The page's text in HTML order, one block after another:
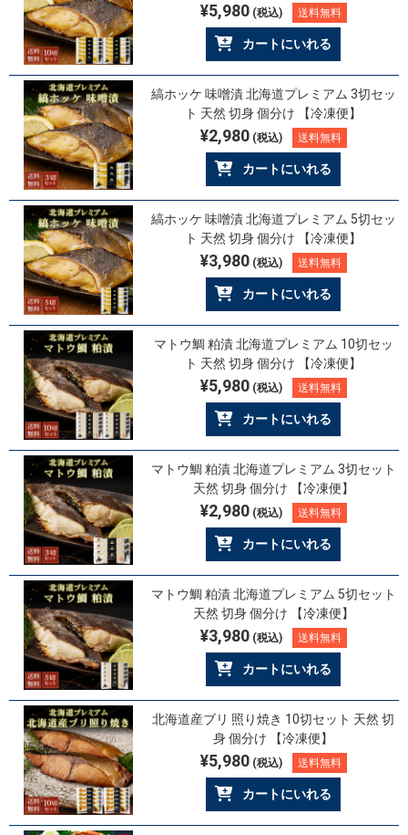
¥5,980(税込) 送料無料
カートにいれる
縞ホッケ 味噌漬 北海道プレミアム 3切セッ
ト 天然 切身 個分け 【冷凍便】
¥2,980(税込) 送料無料
カートにいれる
縞ホッケ 味噌漬 北海道プレミアム 5切セッ
ト 天然 切身 個分け 【冷凍便】
¥3,980(税込) 送料無料
カートにいれる
マトウ鯛 粕漬 北海道プレミアム 10切セッ
ト 天然 切身 個分け 【冷凍便】
¥5,980(税込) 送料無料
カートにいれる
マトウ鯛 粕漬 北海道プレミアム 3切セット
天然 切身 個分け 【冷凍便】
¥2,980(税込) 送料無料
カートにいれる
マトウ鯛 粕漬 北海道プレミアム 5切セット
天然 切身 個分け 【冷凍便】
¥3,980(税込) 送料無料
カートにいれる
北海道産ブリ 照り焼き 10切セット 天然 切
身 個分け 【冷凍便】
¥5,980(税込) 送料無料
カートにいれる